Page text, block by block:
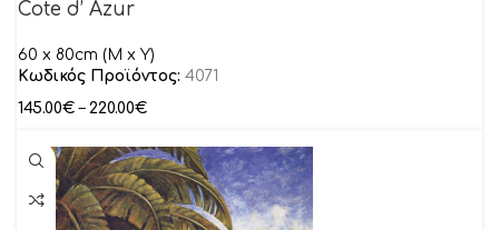
Cote d’ Azur
60 x 80cm (M x Y)
Κωδικός Προϊόντος: 4071
145.00€ – 220.00€